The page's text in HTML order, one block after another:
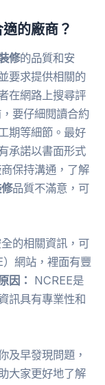
的廠商？
修的品質和安
要求提供相關的
在網路上搜尋評
要仔細閱讀合約
期等細節。最好
承諾以書面形式
保持溝通，了解
品質不滿意，可
的相關資訊，可
）網站，裡面有豐
因：
NCREE是
訊具有專業性和
及早發現問題，
大家更好地了解